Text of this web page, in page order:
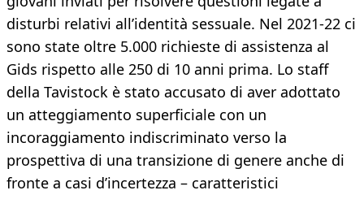
disturbi relativi all’identità sessuale. Nel 2021-22 ci
sono state oltre 5.000 richieste di assistenza al
Gids rispetto alle 250 di 10 anni prima. Lo staff
della Tavistock è stato accusato di aver adottato
un atteggiamento superficiale con un
incoraggiamento indiscriminato verso la
prospettiva di una transizione di genere anche di
fronte a casi d’incertezza – caratteristici